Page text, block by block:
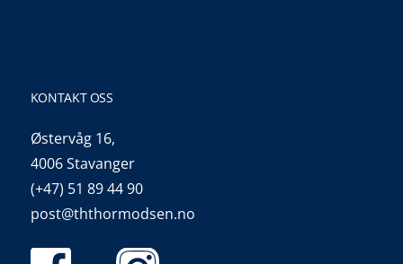
KONTAKT OSS
Østervåg 16,
4006 Stavanger
(+47) 51 89 44 90
post@ththormodsen.no